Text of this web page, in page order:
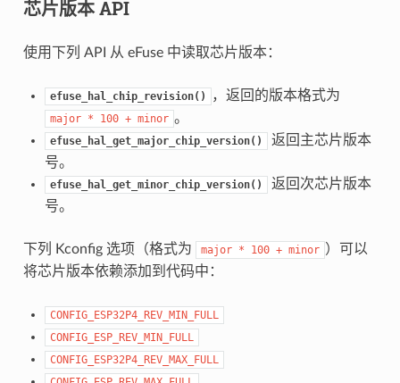
芯片版本 API
使用下列 API 从 eFuse 中读取芯片版本：
efuse_hal_chip_revision() ，返回的版本格式为
major * 100 + minor 。
efuse_hal_get_major_chip_version()
返回主芯片版本
号。
efuse_hal_get_minor_chip_version()
返回次芯片版本
号。
下列 Kconfig 选项（格式为 major * 100 + minor ）可以
将芯片版本依赖添加到代码中：
CONFIG_ESP32P4_REV_MIN_FULL
CONFIG_ESP_REV_MIN_FULL
CONFIG_ESP32P4_REV_MAX_FULL